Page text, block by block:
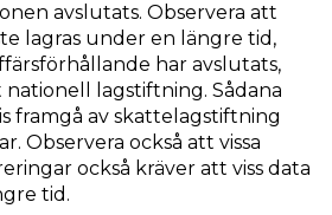
avslutats. Observera att
lagras under en längre tid,
har avslutats,
lagstiftning. Sådana
framgå av skattelagstiftning
Observera också att vissa
också kräver att viss data
tid.